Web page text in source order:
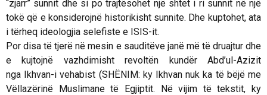
“zjarr” sunnit dhe si po trajtësohet një shtet i ri sunnit në një
tokë që e konsiderojnë historikisht sunnite. Dhe kuptohet, ata
i tërheq ideologjia selefiste e ISIS-it.
Por disa të tjerë në mesin e sauditëve janë më të druajtur dhe
e kujtojnë vazhdimisht revoltën kundër Abd’ul-Azizit
nga Ikhvan-i vehabist (SHËNIM: ky Ikhvan nuk ka të bëjë me
Vëllazërinë Muslimane të Egjiptit. Në vijim të tekstit, ky